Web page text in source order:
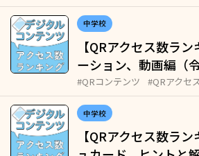
中学校
【QRアクセス数ラ
ーション、動画編（
#QRコンテンツ #QRアクセ
中学校
【QRアクセス数ラ